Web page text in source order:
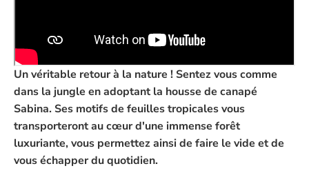
Un véritable retour à la nature ! Sentez vous comme
dans la jungle en adoptant la housse de canapé
Sabina. Ses motifs de feuilles tropicales vous
transporteront au cœur d'une immense forêt
luxuriante, vous permettez ainsi de faire le vide et de
vous échapper du quotidien.